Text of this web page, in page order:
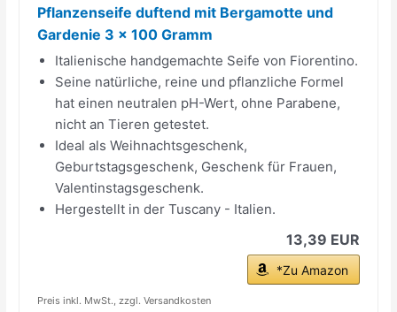
Pflanzenseife duftend mit Bergamotte und
Gardenie 3 x 100 Gramm
Italienische handgemachte Seife von Fiorentino.
Seine natürliche, reine und pflanzliche Formel
hat einen neutralen pH-Wert, ohne Parabene,
nicht an Tieren getestet.
Ideal als Weihnachtsgeschenk,
Geburtstagsgeschenk, Geschenk für Frauen,
Valentinstagsgeschenk.
Hergestellt in der Tuscany - Italien.
13,39 EUR
*Zu Amazon
Preis inkl. MwSt., zzgl. Versandkosten